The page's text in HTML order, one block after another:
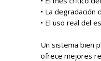
• La degradación
• El uso real del
Un sistema bien
ofrece mejores